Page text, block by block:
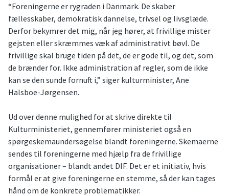
“Foreningerne er rygraden i Danmark. De skaber
fællesskaber, demokratisk dannelse, trivsel og livsglæde.
Derfor bekymrer det mig, når jeg hører, at frivillige mister
gejsten eller skræmmes væk af administrativt bøvl. De
frivillige skal bruge tiden på det, de er gode til, og det, som
de brænder for. Ikke administration af regler, som de ikke
kan se den sunde fornuft i,” siger kulturminister, Ane
Halsboe-Jørgensen.
Ud over denne mulighed for at skrive direkte til
Kulturministeriet, gennemfører ministeriet også en
spørgeskemaundersøgelse blandt foreningerne. Skemaerne
sendes til foreningerne med hjælp fra de frivillige
organisationer – blandt andet DIF. Det er et initiativ, hvis
formål er at give foreningerne en stemme, så der kan tages
hånd om de konkrete problematikker.